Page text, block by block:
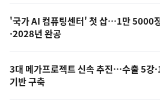
오
의
사
진
'국가 AI 컴퓨팅센터' 첫 삽…1만 5000
·2028년 완공
3대 메가프로젝트 신속 추진…수출 5강
기반 구축